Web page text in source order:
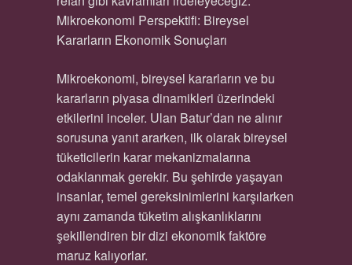
Mikroekonomi Perspektifi: Bireysel
Kararların Ekonomik Sonuçları
Mikroekonomi, bireysel kararların ve bu
kararların piyasa dinamikleri üzerindeki
etkilerini inceler. Ulan Batur’dan ne alınır
sorusuna yanıt ararken, ilk olarak bireysel
tüketicilerin karar mekanizmalarına
odaklanmak gerekir. Bu şehirde yaşayan
insanlar, temel gereksinimlerini karşılarken
aynı zamanda tüketim alışkanlıklarını
şekillendiren bir dizi ekonomik faktöre
maruz kalıyorlar.